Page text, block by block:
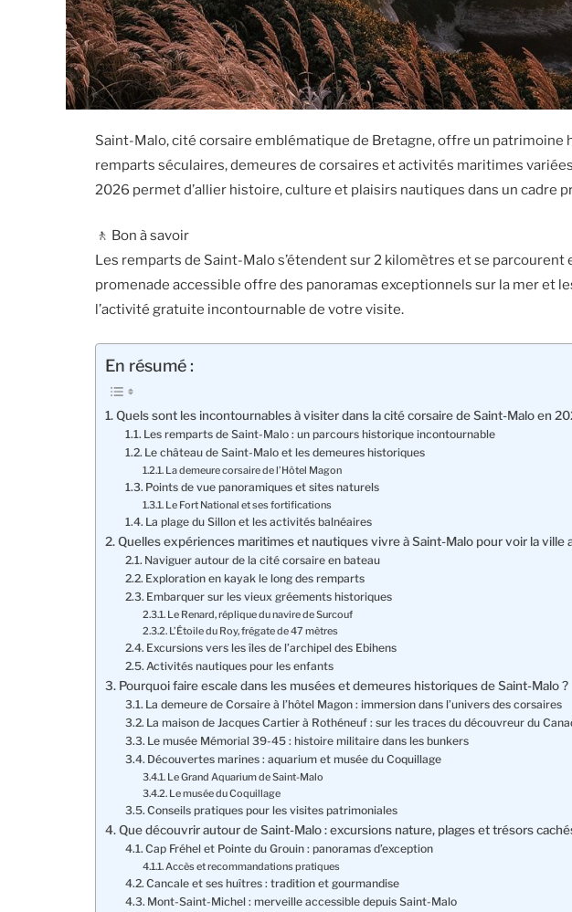
Saint-Malo, cité corsaire emblématique de Bretagne, offre un
remparts séculaires, demeures de corsaires et activités maritimes
2026 permet d’allier histoire, culture et plaisirs nautiques dans un cadre
🚶 Bon à savoir
Les remparts de Saint-Malo s’étendent sur 2 kilomètres et se parcourent
promenade accessible offre des panoramas exceptionnels sur la mer et
l’activité gratuite incontournable de votre visite.
En résumé :
Quels sont les incontournables à visiter dans la cité corsaire de Saint-Malo en
Les remparts de Saint-Malo : un parcours historique incontournable
Le château de Saint-Malo et les demeures historiques
La demeure corsaire de l’Hôtel Magon
Points de vue panoramiques et sites naturels
Le Fort National et ses fortifications
La plage du Sillon et les activités balnéaires
Quelles expériences maritimes et nautiques vivre à Saint-Malo pour voir la ville
Naviguer autour de la cité corsaire en bateau
Exploration en kayak le long des remparts
Embarquer sur les vieux gréements historiques
Le Renard, réplique du navire de Surcouf
L’Étoile du Roy, frégate de 47 mètres
Excursions vers les îles de l’archipel des Ebihens
Activités nautiques pour les enfants
Pourquoi faire escale dans les musées et demeures historiques de Saint-Malo ?
La demeure de Corsaire à l’hôtel Magon : immersion dans l’univers des corsaires
La maison de Jacques Cartier à Rothéneuf : sur les traces du découvreur du
Le musée Mémorial 39-45 : histoire militaire dans les bunkers
Découvertes marines : aquarium et musée du Coquillage
Le Grand Aquarium de Saint-Malo
Le musée du Coquillage
Conseils pratiques pour les visites patrimoniales
Que découvrir autour de Saint-Malo : excursions nature, plages et trésors
Cap Fréhel et Pointe du Grouin : panoramas d’exception
Accès et recommandations pratiques
Cancale et ses huîtres : tradition et gourmandise
Mont-Saint-Michel : merveille accessible depuis Saint-Malo